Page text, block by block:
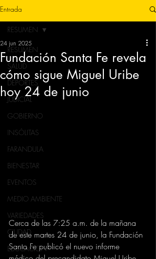
Entrada
RESUMEN
SALUD
DEPORTES
JUDICIAL
GOBIERNO
INSÓLITAS
FARANDULA
BIENESTAR
EVENTOS
MEDIO AMBIENTE
VARIEDADES
CIUDAD
EDUCACION
RESUMEN
Fundación Santa Fe revela
cómo sigue Miguel Uribe
hoy 24 de junio
24 jun 2025
Cerca de las 7:25 a.m. de la mañana
de este martes 24 de junio, la Fundación
Santa Fe publicó el nuevo informe